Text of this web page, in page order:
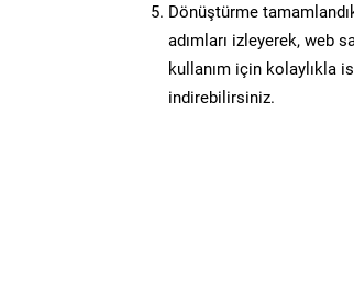
Dönüştürme
adımları izleyerek, web
kullanım için kolaylıkla
indirebilirsiniz.